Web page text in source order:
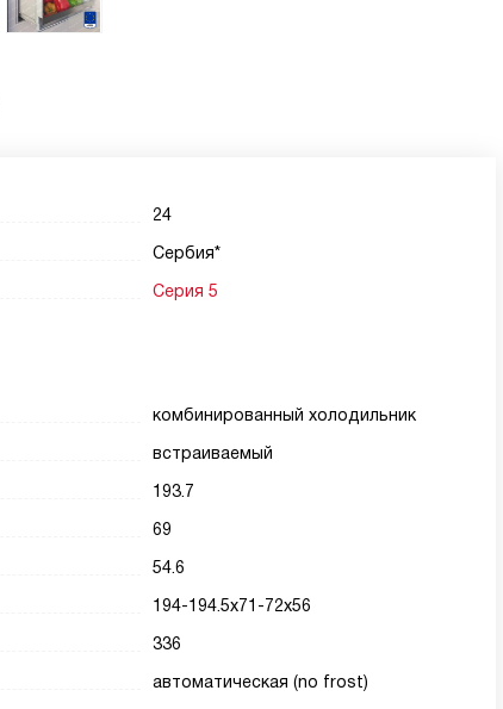
24
Сербия*
Серия 5
комбинированный холодильник
встраиваемый
193.7
69
54.6
194-194.5х71-72х56
336
автоматическая (no frost)